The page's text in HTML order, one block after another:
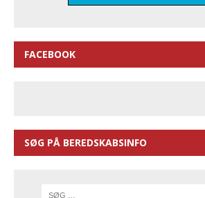
FACEBOOK
SØG PÅ BEREDSKABSINFO